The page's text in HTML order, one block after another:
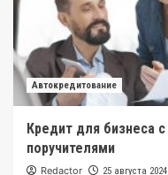
Автокредитование
Кредит для бизнеса с
поручителями
Redactor 25 августа 2024